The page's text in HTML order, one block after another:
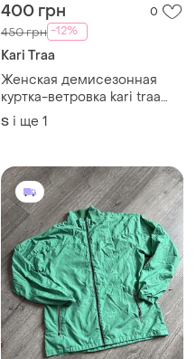
400 грн 0
450 грн -12%
Kari Traa
Женская демисезонная
куртка-ветровка kari traa
siri
S і ще 1